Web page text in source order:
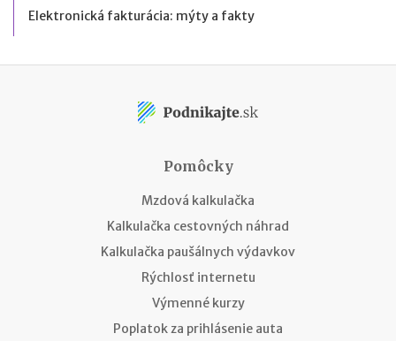
Elektronická fakturácia: mýty a fakty
Pomôcky
Mzdová kalkulačka
Kalkulačka cestovných náhrad
Kalkulačka paušálnych výdavkov
Rýchlosť internetu
Výmenné kurzy
Poplatok za prihlásenie auta